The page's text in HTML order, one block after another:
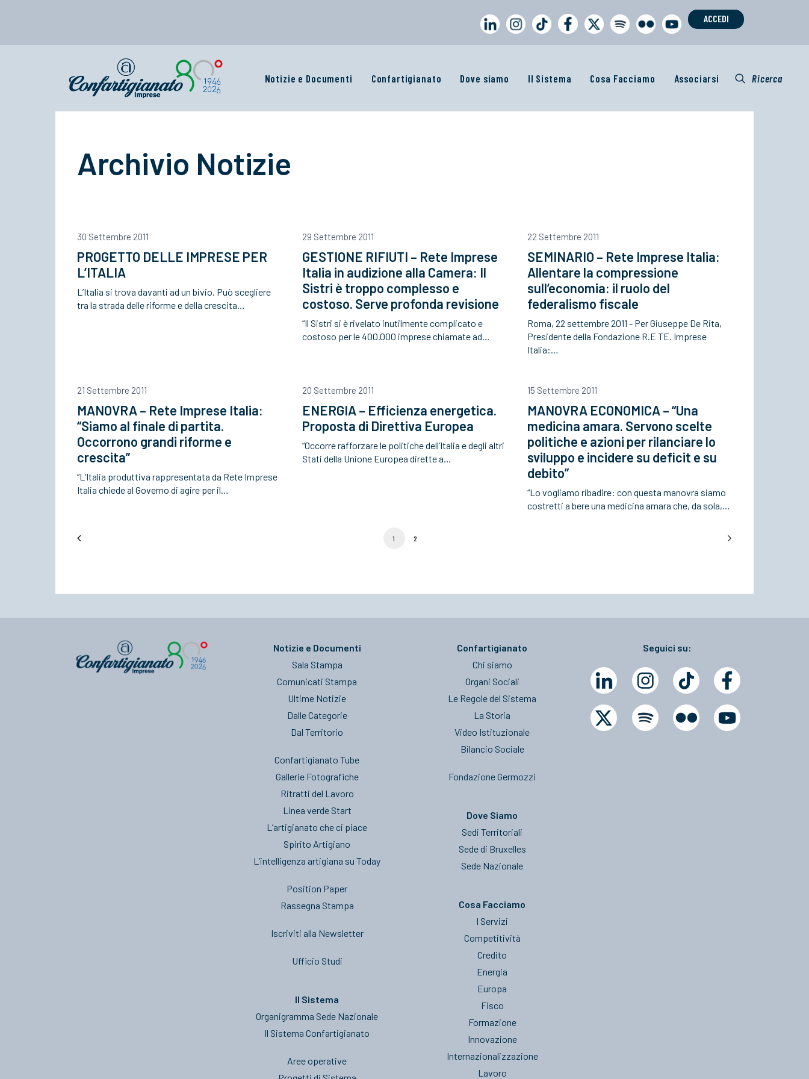
ACCEDI
Notizie e Documenti Confartigianato Dove siamo Il Sistema Cosa Facciamo Associarsi Ricerca
Archivio Notizie
30 Settembre 2011
PROGETTO DELLE IMPRESE PER
L’ITALIA
L’Italia si trova davanti ad un bivio. Può scegliere
tra la strada delle riforme e della crescita…
29 Settembre 2011
GESTIONE RIFIUTI – Rete Imprese
Italia in audizione alla Camera: Il
Sistri è troppo complesso e
costoso. Serve profonda revisione
“Il Sistri si è rivelato inutilmente complicato e
costoso per le 400.000 imprese chiamate ad…
22 Settembre 2011
SEMINARIO – Rete Imprese Italia:
Allentare la compressione
sull’economia: il ruolo del
federalismo fiscale
Roma, 22 settembre 2011 - Per Giuseppe De Rita,
Presidente della Fondazione R.E TE. Imprese
Italia:…
21 Settembre 2011
MANOVRA – Rete Imprese Italia:
“Siamo al finale di partita.
Occorrono grandi riforme e
crescita”
“L’Italia produttiva rappresentata da Rete Imprese
Italia chiede al Governo di agire per il…
20 Settembre 2011
ENERGIA – Efficienza energetica.
Proposta di Direttiva Europea
“Occorre rafforzare le politiche dell’Italia e degli altri
Stati della Unione Europea dirette a…
15 Settembre 2011
MANOVRA ECONOMICA – “Una
medicina amara. Servono scelte
politiche e azioni per rilanciare lo
sviluppo e incidere su deficit e su
debito”
“Lo vogliamo ribadire: con questa manovra siamo
costretti a bere una medicina amara che, da sola,…
1 2
Notizie e Documenti
Sala Stampa
Comunicati Stampa
Ultime Notizie
Dalle Categorie
Dal Territorio
Confartigianato Tube
Gallerie Fotografiche
Ritratti del Lavoro
Linea verde Start
L’artigianato che ci piace
Spirito Artigiano
L’intelligenza artigiana su Today
Position Paper
Rassegna Stampa
Iscriviti alla Newsletter
Ufficio Studi
Il Sistema
Organigramma Sede Nazionale
Il Sistema Confartigianato
Aree operative
Confartigianato
Chi siamo
Organi Sociali
Le Regole del Sistema
La Storia
Video Istituzionale
Bilancio Sociale
Fondazione Germozzi
Dove Siamo
Sedi Territoriali
Sede di Bruxelles
Sede Nazionale
Cosa Facciamo
I Servizi
Competitività
Credito
Energia
Europa
Fisco
Formazione
Innovazione
Internazionalizzazione
Lavoro
Seguici su: